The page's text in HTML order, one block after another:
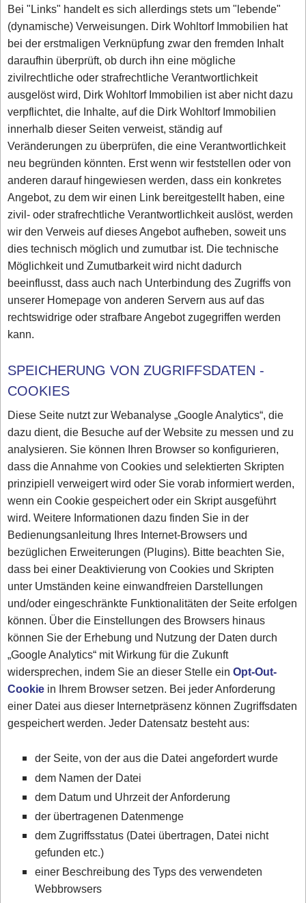
Bei "Links" handelt es sich allerdings stets um "lebende"
(dynamische) Verweisungen. Dirk Wohltorf Immobilien hat
bei der erstmaligen Verknüpfung zwar den fremden Inhalt
daraufhin überprüft, ob durch ihn eine mögliche
zivilrechtliche oder strafrechtliche Verantwortlichkeit
ausgelöst wird, Dirk Wohltorf Immobilien ist aber nicht dazu
verpflichtet, die Inhalte, auf die Dirk Wohltorf Immobilien
innerhalb dieser Seiten verweist, ständig auf
Veränderungen zu überprüfen, die eine Verantwortlichkeit
neu begründen könnten. Erst wenn wir feststellen oder von
anderen darauf hingewiesen werden, dass ein konkretes
Angebot, zu dem wir einen Link bereitgestellt haben, eine
zivil- oder strafrechtliche Verantwortlichkeit auslöst, werden
wir den Verweis auf dieses Angebot aufheben, soweit uns
dies technisch möglich und zumutbar ist. Die technische
Möglichkeit und Zumutbarkeit wird nicht dadurch
beeinflusst, dass auch nach Unterbindung des Zugriffs von
unserer Homepage von anderen Servern aus auf das
rechtswidrige oder strafbare Angebot zugegriffen werden
kann.
SPEICHERUNG VON ZUGRIFFSDATEN -
COOKIES
Diese Seite nutzt zur Webanalyse „Google Analytics“, die
dazu dient, die Besuche auf der Website zu messen und zu
analysieren. Sie können Ihren Browser so konfigurieren,
dass die Annahme von Cookies und selektierten Skripten
prinzipiell verweigert wird oder Sie vorab informiert werden,
wenn ein Cookie gespeichert oder ein Skript ausgeführt
wird. Weitere Informationen dazu finden Sie in der
Bedienungsanleitung Ihres Internet-Browsers und
bezüglichen Erweiterungen (Plugins). Bitte beachten Sie,
dass bei einer Deaktivierung von Cookies und Skripten
unter Umständen keine einwandfreien Darstellungen
und/oder eingeschränkte Funktionalitäten der Seite erfolgen
können. Über die Einstellungen des Browsers hinaus
können Sie der Erhebung und Nutzung der Daten durch
„Google Analytics“ mit Wirkung für die Zukunft
widersprechen, indem Sie an dieser Stelle einOpt-Out-
Cookie in Ihrem Browser setzen. Bei jeder Anforderung
einer Datei aus dieser Internetpräsenz können Zugriffsdaten
gespeichert werden. Jeder Datensatz besteht aus:
der Seite, von der aus die Datei angefordert wurde
dem Namen der Datei
dem Datum und Uhrzeit der Anforderung
der übertragenen Datenmenge
dem Zugriffsstatus (Datei übertragen, Datei nicht
gefunden etc.)
einer Beschreibung des Typs des verwendeten
Webbrowsers